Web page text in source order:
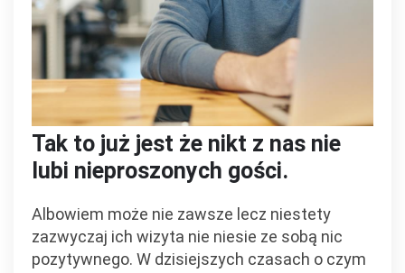
Tak to już jest że nikt z nas nie
lubi nieproszonych gości.
Albowiem może nie zawsze lecz niestety
zazwyczaj ich wizyta nie niesie ze sobą nic
pozytywnego. W dzisiejszych czasach o czym